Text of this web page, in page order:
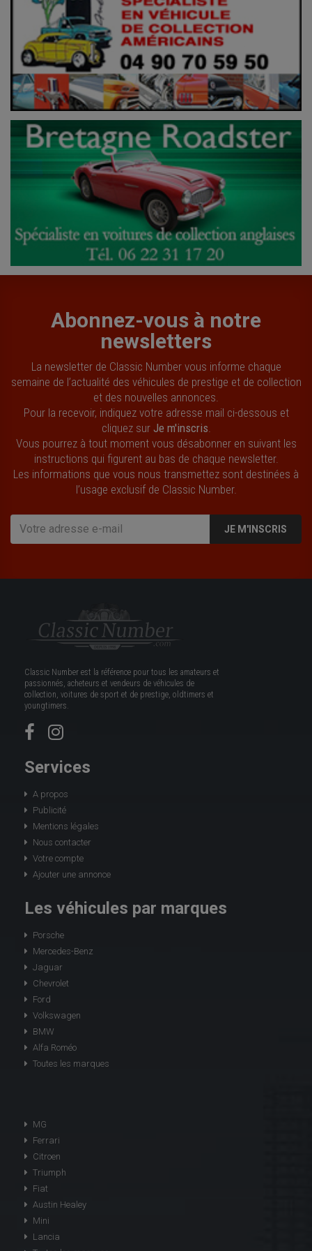
Abonnez-vous à notre
newsletters
La newsletter de Classic Number vous informe chaque
semaine de l’actualité des véhicules de prestige et de collection
et des nouvelles annonces.
Pour la recevoir, indiquez votre adresse mail ci-dessous et
cliquez sur Je m'inscris.
Vous pourrez à tout moment vous désabonner en suivant les
instructions qui figurent au bas de chaque newsletter.
Les informations que vous nous transmettez sont destinées à
l’usage exclusif de Classic Number.
JE M'INSCRIS
Classic Number est la référence pour tous les amateurs et
passionnés, acheteurs et vendeurs de véhicules de
collection, voitures de sport et de prestige, oldtimers et
youngtimers.
Services
A propos
Publicité
Mentions légales
Nous contacter
Votre compte
Ajouter une annonce
Les véhicules par marques
Porsche
Mercedes-Benz
Jaguar
Chevrolet
Ford
Volkswagen
BMW
Alfa Roméo
Toutes les marques
MG
Ferrari
Citroen
Triumph
Fiat
Austin Healey
Mini
Lancia